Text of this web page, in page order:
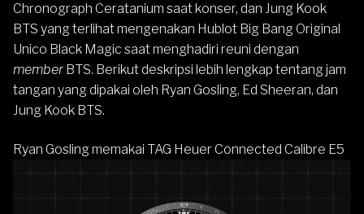
Chronograph Ceratanium saat konser, dan Jung Kook
BTS yang terlihat mengenakan Hublot Big Bang Original
Unico Black Magic saat menghadiri reuni dengan
member BTS. Berikut deskripsi lebih lengkap tentang jam
tangan yang dipakai oleh Ryan Gosling, Ed Sheeran, dan
Jung Kook BTS.
Ryan Gosling memakai TAG Heuer Connected Calibre E5